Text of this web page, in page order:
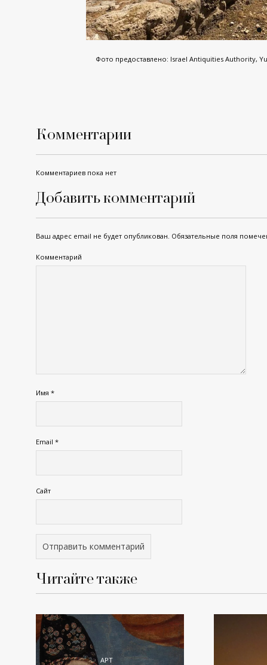
Фото предоставлено: Israel Antiquities Authority,
Комментарии
Комментариев пока нет
Добавить комментарий
Ваш адрес email не будет опубликован. Обязательные поля
Комментарий
Имя *
Email *
Сайт
Читайте также
АРТ